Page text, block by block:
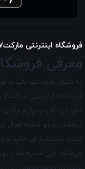
فروشگاه اینترنتی مارکت7، بررسی، انتخاب و خرید آنلاین
معرفی
به دنبال خرید لپ تاپ یا
های لپ تاپ و لوازم جانبی
درخشان و دو شعبه فعال در
کننده مستقیم لپ تاپ
می‌شود. این شعبه ها با